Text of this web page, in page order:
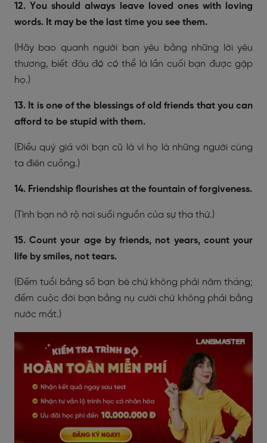
12. You should always leave loved ones with loving
words. It may be the last time you see them.
(Hãy bao quanh người bạn yêu bằng những lời yêu
thương, biết đâu đó có thể là lần cuối bạn được gặp
họ.)
13. It is one of the blessings of old friends that you can
afford to be stupid with them.
(Điều quý giá với bạn cũ là vì họ là những người cùng
ta điên cuồng.)
14. Friendship flourishes at the fountain of forgiveness.
(Tình bạn nở rộ nơi suối nguồn của sự tha thứ.)
15. Count your age by friends, not years, count your
life by smiles, not tears.
(Đếm tuổi bằng số bạn bè chứ không phải năm tháng;
đếm cuộc đời bạn bằng nụ cười chứ không phải bằng
nước mắt.)